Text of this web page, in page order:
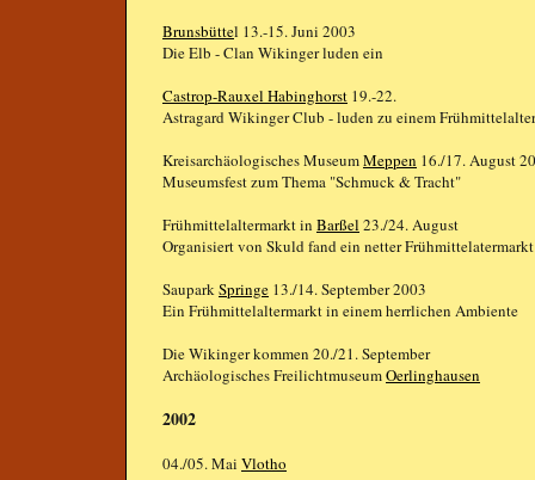
Brunsbüttel 13.-15. Juni 2003
Die Elb - Clan Wikinger luden ein
Castrop-Rauxel Habinghorst 19.-22.
Astragard Wikinger Club - luden zu einem
Kreisarchäologisches MuseumMeppen 16./17. August
Museumsfest zum Thema "Schmuck & Tracht"
Frühmittelaltermarkt in Barßel 23./24. August
Organisiert von Skuld fand ein netter
SauparkSpringe 13./14. September 2003
Ein Frühmittelaltermarkt in einem herrlichen Ambiente
Die Wikinger kommen 20./21. September
Archäologisches FreilichtmuseumOerlinghausen
2002
04./05. Mai Vlotho